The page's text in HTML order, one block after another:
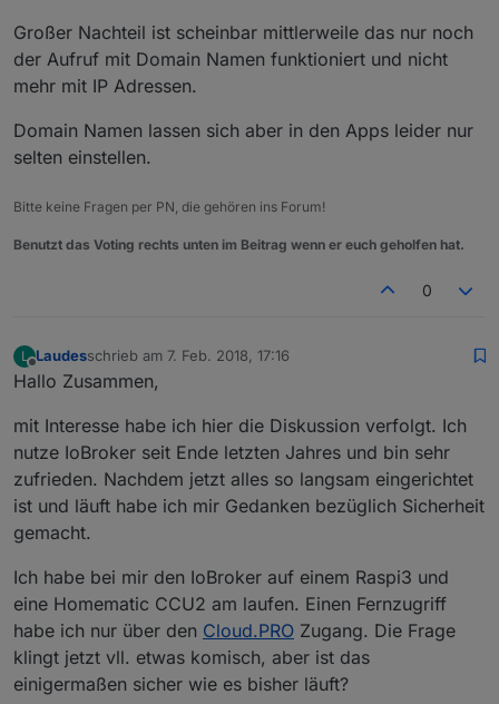
Großer Nachteil ist scheinbar mittlerweile das nur noch
der Aufruf mit Domain Namen funktioniert und nicht
mehr mit IP Adressen.
Domain Namen lassen sich aber in den Apps leider nur
selten einstellen.
Bitte keine Fragen per PN, die gehören ins Forum!
Benutzt das Voting rechts unten im Beitrag wenn er euch geholfen hat.
0
L
Offline
Laudesschrieb am 7. Feb. 2018, 17:16
zuletzt editiert von
Hallo Zusammen,
mit Interesse habe ich hier die Diskussion verfolgt. Ich
nutze IoBroker seit Ende letzten Jahres und bin sehr
zufrieden. Nachdem jetzt alles so langsam eingerichtet
ist und läuft habe ich mir Gedanken bezüglich Sicherheit
gemacht.
Ich habe bei mir den IoBroker auf einem Raspi3 und
eine Homematic CCU2 am laufen. Einen Fernzugriff
habe ich nur über den Cloud.PRO Zugang. Die Frage
klingt jetzt vll. etwas komisch, aber ist das
einigermaßen sicher wie es bisher läuft?